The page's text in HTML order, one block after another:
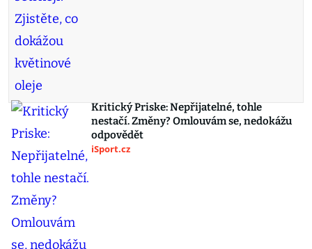
Kritický Priske: Nepřijatelné, tohle
nestačí. Změny? Omlouvám se, nedokážu
odpovědět
iSport.cz